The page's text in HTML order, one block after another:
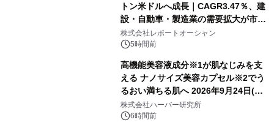
トン米ドルへ成長｜CAGR3.47％、建
設・自動車・製造業の需要拡大が市場
を牽引
株式会社レポートオーシャン
5時間前
高機能美容液成分※1が肌なじみを支
える ナノサイズ美容カプセル※2でう
るおい満ちる肌へ 2026年9月24日(木)
よりリニューアル新発売 『ディープモ
イストセラム』
株式会社ハーバー研究所
6時間前